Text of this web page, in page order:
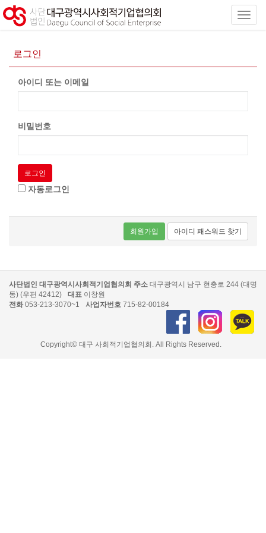
로그인
아이디 또는 이메일
비밀번호
로그인
자동로그인
회원가입 아이디 패스워드 찾기
사단법인 대구광역시사회적기업협의회 주소 대구광역시 남구 현충로 244 (대명
동) (우편 42412)
대표 이창원
전화 053-213-3070~1 사업자번호 715-82-00184
Copyright© 대구 사회적기업협의회. All Rights Reserved.